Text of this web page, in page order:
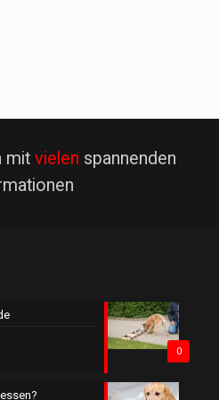
mit vielen spannenden
0